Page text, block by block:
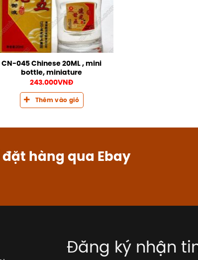
CN-045 Chinese 20ML , mini
bottle, miniature
243.000VNĐ
Thêm vào giỏ
hàng qua Ebay
Đăng ký nhận